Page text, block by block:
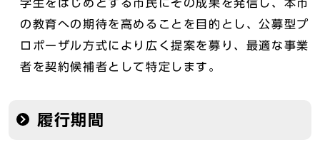
学生をはじめとする市民にその成果を発信し、本市
の教育への期待を高めることを目的とし、公募型プ
ロポーザル方式により広く提案を募り、最適な事業
者を契約候補者として特定します。
履行期間